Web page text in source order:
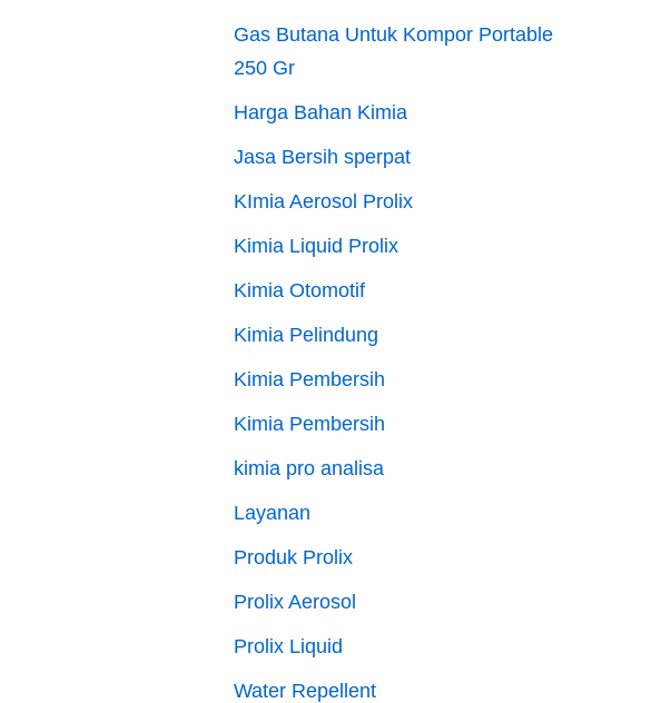
Gas Butana Untuk Kompor Portable
250 Gr
Harga Bahan Kimia
Jasa Bersih sperpat
KImia Aerosol Prolix
Kimia Liquid Prolix
Kimia Otomotif
Kimia Pelindung
Kimia Pembersih
Kimia Pembersih
kimia pro analisa
Layanan
Produk Prolix
Prolix Aerosol
Prolix Liquid
Water Repellent